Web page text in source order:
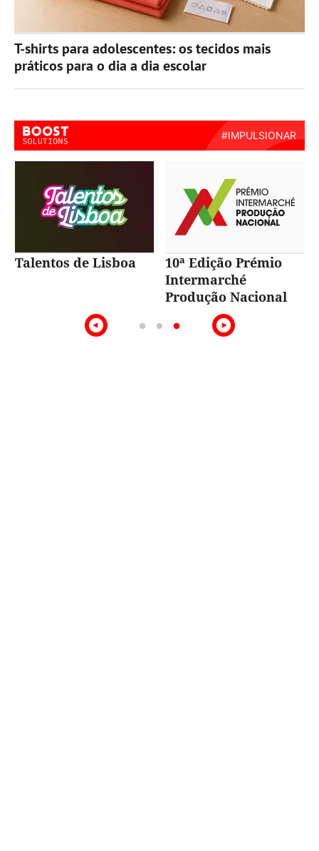
T-shirts para adolescentes: os tecidos mais
práticos para o dia a dia escolar
Talentos de Lisboa
10ª Edição Prémio
Intermarché
Produção Nacional